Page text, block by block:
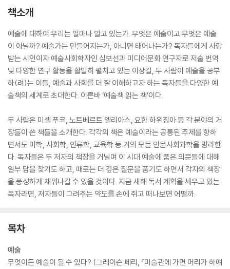
책소개
예술에 대하여 우리는 얼마나 알고 있는가. 무엇은 예술이고 무엇은 예술
이 아닐까? 예술가는 만들어지는가, 아니면 태어나는가? 독자들에게 사랑
받는 시인이자 예술사회학자인 심보선과 미디어문화 연구자로 저술 번역
및 다양한 연구 활동을 활발히 펼치고 있는 이상길, 두 사람이 예술을 공부
하(려)는 이들, 예술과 사회를 더 잘 이해하고자 하는 독자들을 다양한 예
술책의 세계로 초대한다. 이른바 ‘예술책 읽는 책’이다.
두 사람은 미셸 푸코, 노트베르트 엘리아스, 요한 하위징아 등 각 분야의 거
장들이 쓴 책들을 소개한다. 각각의 책은 예술이라는 공통된 주제를 향하
면서도 미학, 사회학, 인류학, 교육학 등 거의 모든 인문사회과학을 망라한
다. 독자들은 두 저자의 책장을 거닐며 이 시대 예술에 품은 의문들에 대해
일부 답을 찾기도 하고, 때로는 더 깊은 질문을 품기도 하면서 각자의 책장
을 풍성하게 채워나갈 수 있을 것이다. 지금 새해 독서 계획을 세우고 있는
독자라면, 저자들이 그려주는 약도를 손에 쥐고 떠나보면 어떨까.
목차
예술
무엇이든 예술이 될 수 있다? (그레이슨 페리, 『미술관에 가면 머리가 하얘